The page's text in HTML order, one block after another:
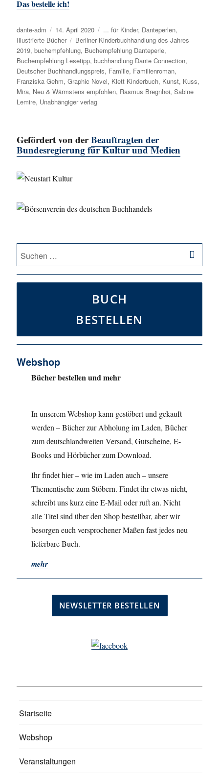
Das bestelle ich!
Autor
dante-adm
Veröffentlicht
am
14. April 2020 Kategorien
... für Kinder, Danteperlen,
Illustrierte Bücher
Schlagwörter
Berliner Kinderbuchhandlung des Jahres
2019,buchempfehlung, Buchempfehlung Danteperle,
Buchempfehlung Lesetipp,buchhandlung Dante Connection,
Deutscher Buchhandlungspreis, Familie, Familienroman,
Franziska Gehm,Graphic Novel, Klett Kinderbuch, Kunst, Kuss,
Mira, Neu & Wärmstens empfohlen, Rasmus Bregnhøi,Sabine
Lemire, Unabhängiger verlag
Gefördert von derBeauftragten der
Bundesregierung für Kultur und Medien
Suche
nach:
BUCH
BESTELLEN
Webshop
Bücher bestellen und mehr
In unserem Webshop kann gestöbert und gekauft
werden – Bücher zur Abholung im Laden, Bücher
zum deutschlandweiten Versand, Gutscheine, E-
Books und Hörbücher zum Download.
Ihr findet hier – wie im Laden auch – unsere
Thementische zum Stöbern. Findet ihr etwas nicht,
schreibt uns kurz eine E-Mail oder ruft an. Nicht
alle Titel sind über den Shop bestellbar, aber wir
besorgen euch versprochener Maßen fast jedes neu
lieferbare Buch.
mehr
Startseite
Webshop
Veranstaltungen